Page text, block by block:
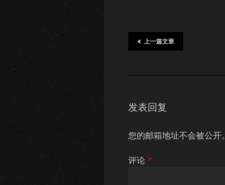
上一篇文章
发表回复
您的邮箱地址不会被公开。
评论 *